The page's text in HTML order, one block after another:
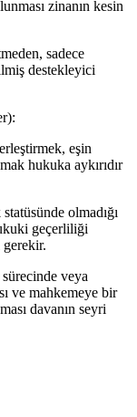
zinanın kesin
sadece
destekleyici
eşin
hukuka aykırıdır
olmadığı
geçerliliği
veya
ve mahkemeye bir
davanın seyri